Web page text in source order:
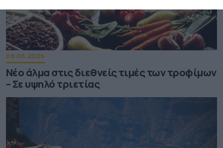
08.08.2026
Νέο άλμα στις διεθνείς τιμές των τροφίμων
– Σε υψηλό τριετίας